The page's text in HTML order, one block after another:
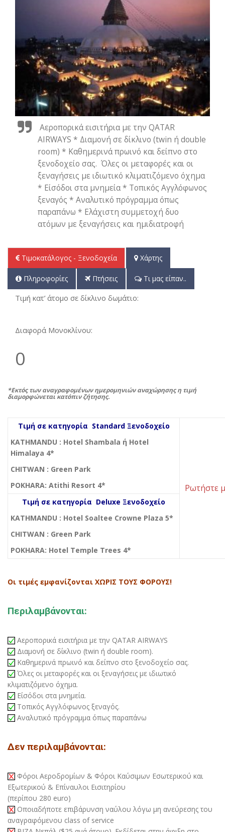
Αεροπορικά εισιτήρια με την QATAR
AIRWAYS * Διαμονή σε δίκλινο (twin ή double
room) * Καθημερινά πρωινό και δείπνο στο
ξενοδοχείο σας. Όλες οι μεταφορές και οι
ξεναγήσεις με ιδιωτικό κλιματιζόμενο όχημα
* Είσόδοι στα μνημεία * Τοπικός Αγγλόφωνος
ξεναγός * Αναλυτικό πρόγραμμα όπως
παραπάνω * Ελάχιστη συμμετοχή δυο
ατόμων με ξεναγήσεις και ημιδιατροφή
Τιμοκατάλογος - Ξενοδοχεία Χάρτης
Πληροφορίες Πτήσεις Τι μας είπαν..
Τιμή κατ’ άτομο σε δίκλινο δωμάτιο:
Διαφορά Μονοκλίνου:
0
*Εκτός των αναγραφομένων ημερομηνιών αναχώρησης η τιμή
διαμορφώνεται κατόπιν ζήτησης.
Τιμή σε κατηγορία Standard Ξενοδοχείο
KATHMANDU : Hotel Shambala ή Hotel
Himalaya 4*
CHITWAN : Green Park
POKHARA: Atithi Resort 4*
Ρωτήστε
Τιμή σε κατηγορία Deluxe Ξενοδοχείο
KATHMANDU : Hotel Soaltee Crowne Plaza 5*
CHITWAN : Green Park
POKHARA: Hotel Temple Trees 4*
Οι τιμές εμφανίζονται ΧΩΡΙΣ ΤΟΥΣ ΦΟΡΟΥΣ!
Περιλαμβάνονται:
Αεροπορικά εισιτήρια με την QATAR AIRWAYS
Διαμονή σε δίκλινο (twin ή double room).
Καθημερινά πρωινό και δείπνο στο ξενοδοχείο σας.
Όλες οι μεταφορές και οι ξεναγήσεις με ιδιωτικό
κλιματιζόμενο όχημα.
Είσόδοι στα μνημεία.
Τοπικός Αγγλόφωνος ξεναγός.
Αναλυτικό πρόγραμμα όπως παραπάνω
Δεν περιλαμβάνονται:
Φόροι Αεροδρομίων & Φόροι Καύσιμων Εσωτερικού και
Εξωτερικού & Επίναυλοι Εισιτηρίου
(περίπου 280 euro)
Οποιαδήποτε επιβάρυνση ναύλου λόγω μη ανεύρεσης του
αναγραφόμενου class of service